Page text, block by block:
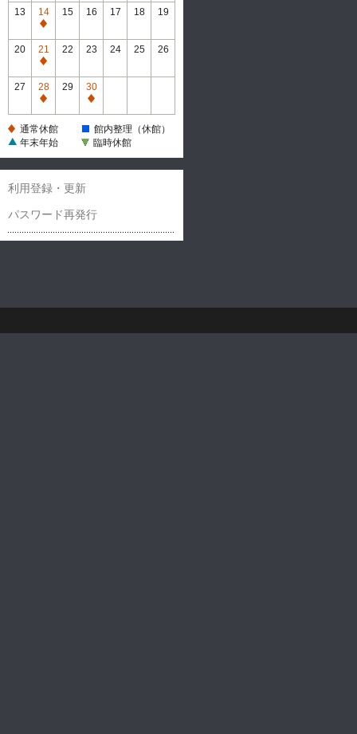
常
休
館
13
14
通
常
休
館
15 16 17 18 19
20
21
通
常
休
館
22 23 24 25 26
27
28
通
休
29
30
通
休
通常休館
館内整理（休館）
年末年始
臨時休館
利用登録・更新
パスワード再発行